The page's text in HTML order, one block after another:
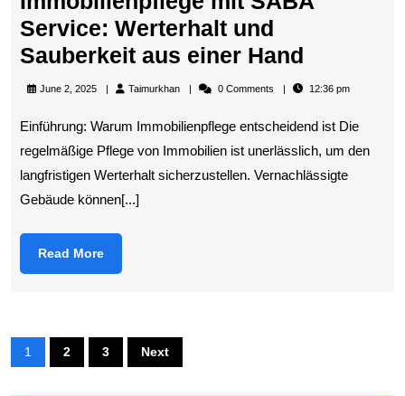
Service: Werterhalt und
Sauberkeit aus einer Hand
mit
Service:
und
June 2, 2025 TaimurkhanTaimurkhan0 Comments 12:36 pm
Einführung: Warum Immobilienpflege entscheidend ist Die
regelmäßige Pflege von Immobilien ist unerlässlich, um den
langfristigen Werterhalt sicherzustellen. Vernachlässigte
Gebäude können[...]
Read MoreRead
More
Posts
pagination
1 2 3 Next